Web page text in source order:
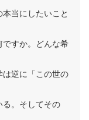
当にしたいこと
すか。どんな希
逆に「この世の
。そしてその